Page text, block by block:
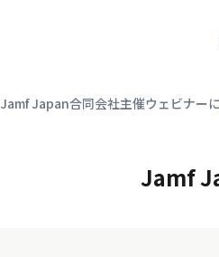
Jamf Japan合同会社主催ウェビナー
Jamf